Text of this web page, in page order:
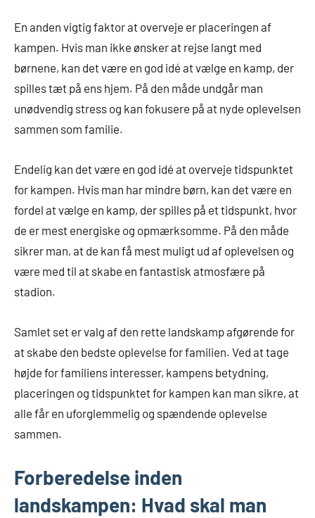
En anden vigtig faktor at overveje er placeringen af
kampen. Hvis man ikke ønsker at rejse langt med
børnene, kan det være en god idé at vælge en kamp, der
spilles tæt på ens hjem. På den måde undgår man
unødvendig stress og kan fokusere på at nyde oplevelsen
sammen som familie.
Endelig kan det være en god idé at overveje tidspunktet
for kampen. Hvis man har mindre børn, kan det være en
fordel at vælge en kamp, der spilles på et tidspunkt, hvor
de er mest energiske og opmærksomme. På den måde
sikrer man, at de kan få mest muligt ud af oplevelsen og
være med til at skabe en fantastisk atmosfære på
stadion.
Samlet set er valg af den rette landskamp afgørende for
at skabe den bedste oplevelse for familien. Ved at tage
højde for familiens interesser, kampens betydning,
placeringen og tidspunktet for kampen kan man sikre, at
alle får en uforglemmelig og spændende oplevelse
sammen.
Forberedelse inden
landskampen: Hvad skal man